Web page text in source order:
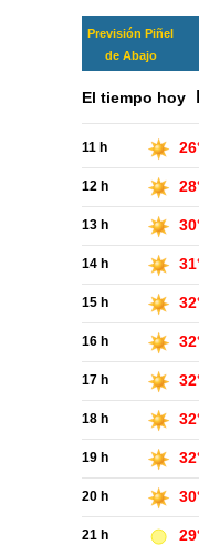
Previsión Piñel
de Abajo
El tiempo hoy
11 h
12 h
13 h
14 h
15 h
16 h
17 h
18 h
19 h
20 h
21 h